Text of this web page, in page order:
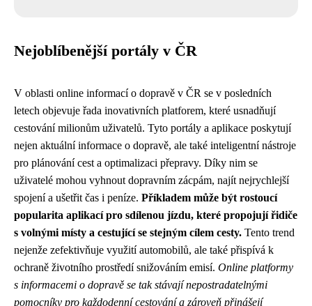
Nejoblíbenější portály v ČR
V oblasti online informací o dopravě v ČR se v posledních
letech objevuje řada inovativních platforem, které usnadňují
cestování milionům uživatelů. Tyto portály a aplikace poskytují
nejen aktuální informace o dopravě, ale také inteligentní nástroje
pro plánování cest a optimalizaci přepravy. Díky nim se
uživatelé mohou vyhnout dopravním zácpám, najít nejrychlejší
spojení a ušetřit čas i peníze. Příkladem může být rostoucí
popularita aplikací pro sdílenou jízdu, které propojují řidiče
s volnými místy a cestující se stejným cílem cesty. Tento trend
nejenže zefektivňuje využití automobilů, ale také přispívá k
ochraně životního prostředí snižováním emisí. Online platformy
s informacemi o dopravě se tak stávají nepostradatelnými
pomocníky pro každodenní cestování a zároveň přinášejí